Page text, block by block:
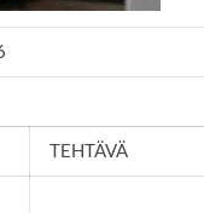
TEHTÄVÄ